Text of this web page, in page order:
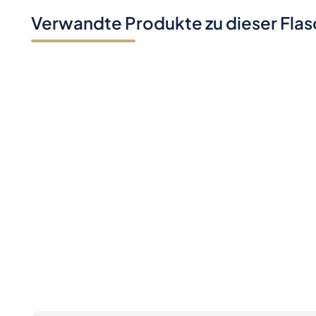
Verwandte Produkte zu dieser